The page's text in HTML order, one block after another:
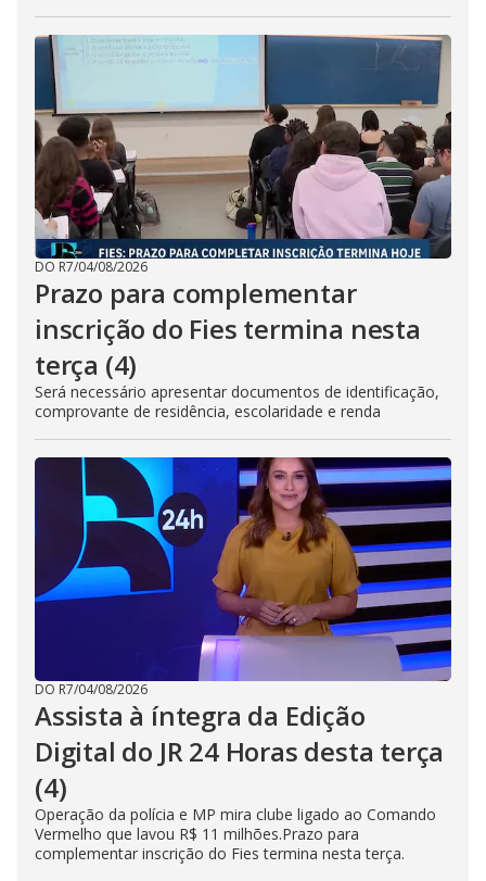
DO R7/04/08/2026
Prazo para complementar
inscrição do Fies termina nesta
terça (4)
Será necessário apresentar documentos de identificação,
comprovante de residência, escolaridade e renda
DO R7/04/08/2026
Assista à íntegra da Edição
Digital do JR 24 Horas desta terça
(4)
Operação da polícia e MP mira clube ligado ao Comando
Vermelho que lavou R$ 11 milhões.Prazo para
complementar inscrição do Fies termina nesta terça.